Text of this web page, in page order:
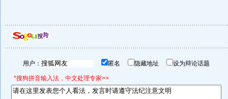
用户： 匿名 隐藏地址 设为辩论话题
*搜狗拼音输入法，中文处理专家>>